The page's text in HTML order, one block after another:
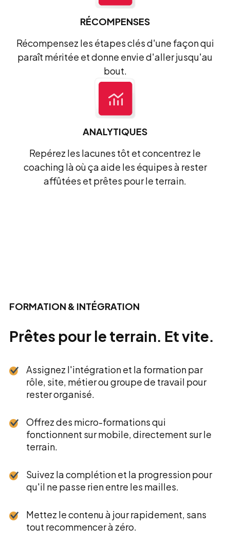
RÉCOMPENSES
Récompensez les étapes clés d'une façon qui
paraît méritée et donne envie d'aller jusqu'au
bout.
ANALYTIQUES
Repérez les lacunes tôt et concentrez le
coaching là où ça aide les équipes à rester
affûtées et prêtes pour le terrain.
FORMATION & INTÉGRATION
Prêtes pour le terrain. Et vite.
Assignez l'intégration et la formation par
rôle, site, métier ou groupe de travail pour
rester organisé.
Offrez des micro-formations qui
fonctionnent sur mobile, directement sur le
terrain.
Suivez la complétion et la progression pour
qu'il ne passe rien entre les mailles.
Mettez le contenu à jour rapidement, sans
tout recommencer à zéro.